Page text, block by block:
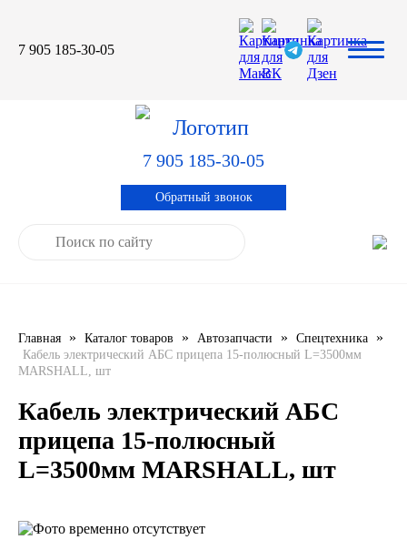
7 905 185-30-05
ELF
IDEMITSU
LUXE
MANNOL
Специальная оценка условий труда
Применяемость тормозных
Система контроля качества
Сертификация продукции
7 905 185-30-05
Обратный звонок
Главная » Каталог товаров » Автозапчасти » Спецтехника »
Кабель электрический АБС прицепа 15-полюсный L=3500мм
MARSHALL, шт
Кабель электрический АБС
прицепа 15-полюсный
L=3500мм MARSHALL, шт